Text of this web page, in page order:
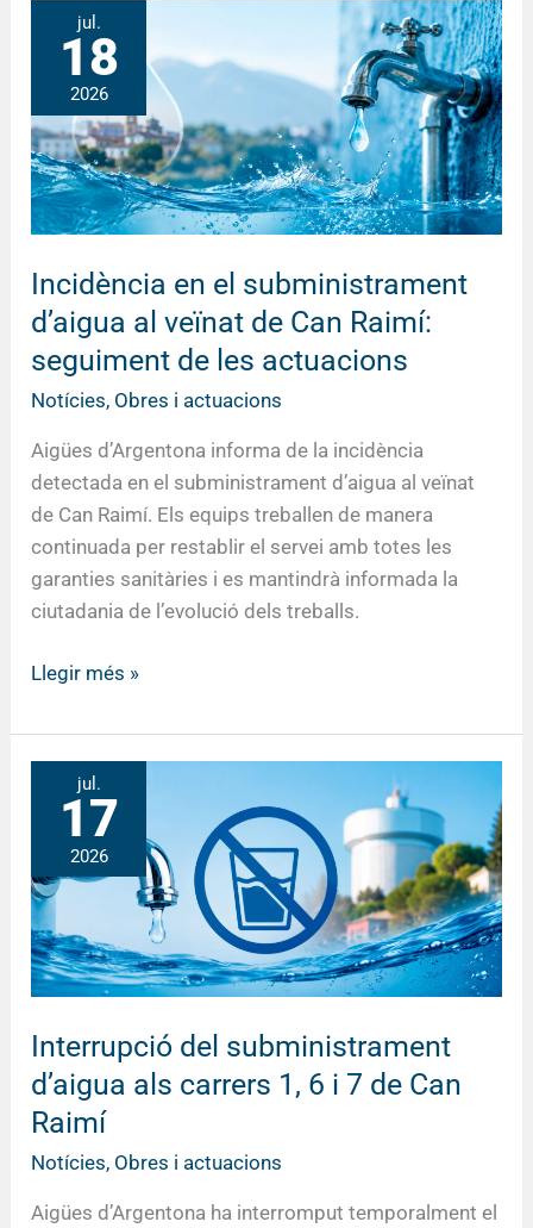
jul.
18
2026
Incidència en el subministrament
d’aigua al veïnat de Can Raimí:
seguiment de les actuacions
Notícies, Obres i actuacions
Aigües d’Argentona informa de la incidència
detectada en el subministrament d’aigua al veïnat
de Can Raimí. Els equips treballen de manera
continuada per restablir el servei amb totes les
garanties sanitàries i es mantindrà informada la
ciutadania de l’evolució dels treballs.
Incidència
subministrament
d’aigua
al
veïnat
de
Can
seguiment
de
les
Llegir més »
jul.
17
2026
Interrupció del subministrament
d’aigua als carrers 1, 6 i 7 de Can
Raimí
Notícies, Obres i actuacions
Aigües d’Argentona ha interromput temporalment el
Interrupció
subministrament
d’aigua
als
carrers
1,
6
i
de
Can
Raimí